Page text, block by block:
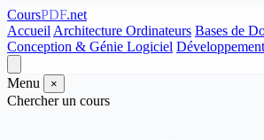
CoursPDF.net
Accueil Architecture Ordinateurs Bases de
Conception & Génie Logiciel
Menu ×
Chercher un cours